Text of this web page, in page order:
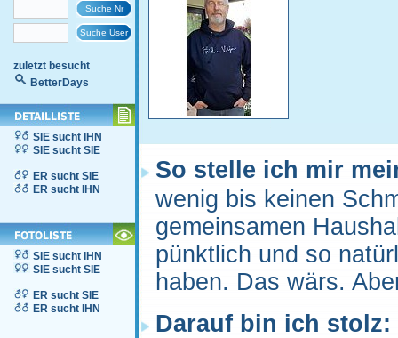
zuletzt besucht
BetterDays
SIE sucht IHN
SIE sucht SIE
ER sucht SIE
ER sucht IHN
SIE sucht IHN
SIE sucht SIE
ER sucht SIE
ER sucht IHN
So stelle ich mir
wenig bis keinen
gemeinsamen
pünktlich und so
haben. Das wärs.
Darauf bin ich stolz: